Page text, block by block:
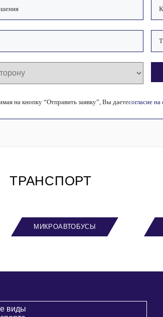
на кнопку “Отправить заявку”, Вы даетесогласие
ТРАНСПОРТ
МИКРОАВТОБУСЫ